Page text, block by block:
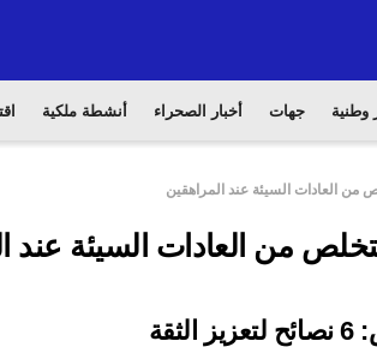
وطنية جهات أخبار الصحراء أنشطة ملكية
من العادات السيئة عند المراهقين
من العادات السيئة عند
تعزيز الثقة بالنفس: 6 نصائح لتعزيز الثقة